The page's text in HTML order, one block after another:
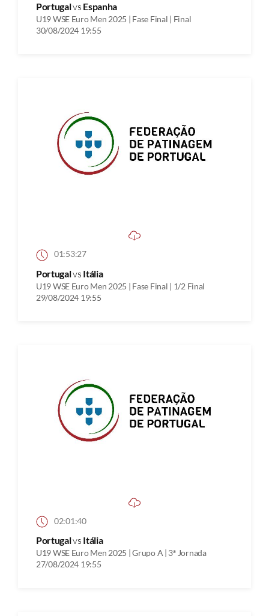
Portugalvs Espanha
U19 WSE Euro Men 2025 | Fase Final | Final
30/08/2024 19:55
01:53:27
Portugalvs Itália
U19 WSE Euro Men 2025 | Fase Final | 1/2 Final
29/08/2024 19:55
02:01:40
Portugalvs Itália
U19 WSE Euro Men 2025 | Grupo A | 3ª Jornada
27/08/2024 19:55